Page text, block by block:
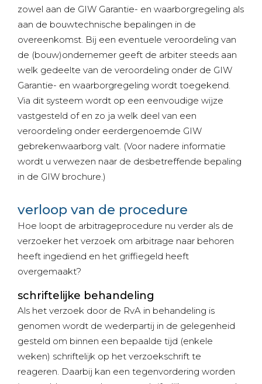
zowel aan de GIW Garantie- en waarborgregeling als
aan de bouwtechnische bepalingen in de
overeenkomst. Bij een eventuele veroordeling van
de (bouw)ondernemer geeft de arbiter steeds aan
welk gedeelte van de veroordeling onder de GIW
Garantie- en waarborgregeling wordt toegekend.
Via dit systeem wordt op een eenvoudige wijze
vastgesteld of en zo ja welk deel van een
veroordeling onder eerdergenoemde GIW
gebrekenwaarborg valt. (Voor nadere informatie
wordt u verwezen naar de desbetreffende bepaling
in de GIW brochure.)
verloop van de procedure
Hoe loopt de arbitrageprocedure nu verder als de
verzoeker het verzoek om arbitrage naar behoren
heeft ingediend en het griffiegeld heeft
overgemaakt?
schriftelijke behandeling
Als het verzoek door de RvA in behandeling is
genomen wordt de wederpartij in de gelegenheid
gesteld om binnen een bepaalde tijd (enkele
weken) schriftelijk op het verzoekschrift te
reageren. Daarbij kan een tegenvordering worden